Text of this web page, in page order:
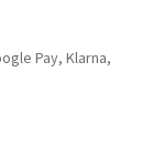
Pay, Klarna,